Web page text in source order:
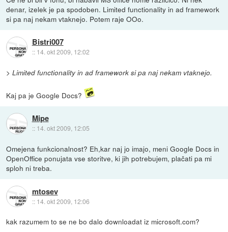
denar, izelek je pa spodoben. Limited functionality in ad framework
si pa naj nekam vtaknejo. Potem raje OOo.
Bistri007
:: 14. okt 2009, 12:02
> Limited functionality in ad framework si pa naj nekam vtaknejo.
Kaj pa je Google Docs?
Mipe
:: 14. okt 2009, 12:05
Omejena funkcionalnost? Eh,kar naj jo imajo, meni Google Docs in
OpenOffice ponujata vse storitve, ki jih potrebujem, plačati pa mi
sploh ni treba.
mtosev
:: 14. okt 2009, 12:06
kak razumem to se ne bo dalo downloadat iz microsoft.com?